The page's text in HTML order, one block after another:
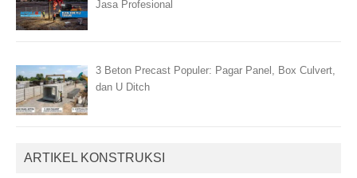
Jasa Profesional
3 Beton Precast Populer: Pagar Panel, Box Culvert,
dan U Ditch
ARTIKEL KONSTRUKSI